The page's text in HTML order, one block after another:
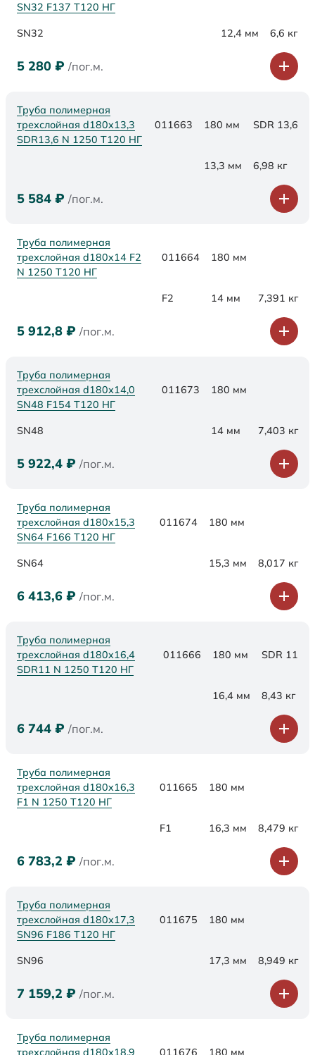
SN32 F137 Т120 НГ
SN32 12,4 мм 6,6 кг
5 280 ₽ /пог.м.
Труба полимерная
трехслойная d180x13,3
SDR13,6 N 1250 Т120 НГ
011663 180 мм SDR 13,6
13,3 мм 6,98 кг
5 584 ₽ /пог.м.
Труба полимерная
трехслойная d180x14 F2
N 1250 Т120 НГ
011664 180 мм
F2 14 мм 7,391 кг
5 912,8 ₽ /пог.м.
Труба полимерная
трехслойная d180х14,0
SN48 F154 Т120 НГ
011673 180 мм
SN48 14 мм 7,403 кг
5 922,4 ₽ /пог.м.
Труба полимерная
трехслойная d180х15,3
SN64 F166 Т120 НГ
011674 180 мм
SN64 15,3 мм 8,017 кг
6 413,6 ₽ /пог.м.
Труба полимерная
трехслойная d180x16,4
SDR11 N 1250 Т120 НГ
011666 180 мм SDR 11
16,4 мм 8,43 кг
6 744 ₽ /пог.м.
Труба полимерная
трехслойная d180x16,3
F1 N 1250 Т120 НГ
011665 180 мм
F1 16,3 мм 8,479 кг
6 783,2 ₽ /пог.м.
Труба полимерная
трехслойная d180х17,3
SN96 F186 Т120 НГ
011675 180 мм
SN96 17,3 мм 8,949 кг
7 159,2 ₽ /пог.м.
Труба полимерная